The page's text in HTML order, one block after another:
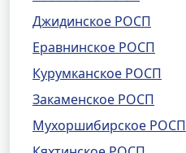
Джидинское РОСП
Еравнинское РОСП
Курумканское РОСП
Закаменское РОСП
Мухоршибирское РОСП